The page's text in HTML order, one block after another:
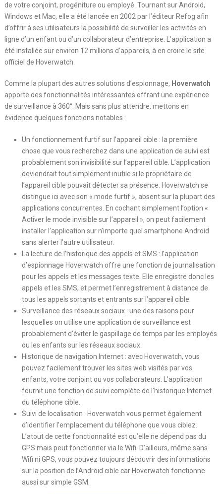
de votre conjoint, progéniture ou employé. Tournant sur Android,
Windows et Mac, elle a été lancée en 2002 par l’éditeur Refog afin
d’offrir à ses utilisateurs la possibilité de surveiller les activités en
ligne d’un enfant ou d’un collaborateur d’entreprise. L’application a
été installée sur environ 12 millions d’appareils, à en croire le site
officiel de Hoverwatch.
Comme la plupart des autres solutions d’espionnage, Hoverwatch
apporte des fonctionnalités intéressantes offrant une expérience
de surveillance à 360°. Mais sans plus attendre, mettons en
évidence quelques fonctions notables :
Un fonctionnement furtif sur l’appareil cible : la première
chose que vous recherchez dans une application de suivi est
probablement son invisibilité sur l’appareil cible. L’application
deviendrait tout simplement inutile si le propriétaire de
l’appareil cible pouvait détecter sa présence. Hoverwatch se
distingue ici avec son « mode furtif », absent sur la plupart des
applications concurrentes. En cochant simplement l’option «
Activer le mode invisible sur l’appareil », on peut facilement
installer l’application sur n’importe quel smartphone Android
sans alerter l’autre utilisateur.
La lecture de l’historique des appels et SMS : l’application
d’espionnage Hoverwatch offre une fonction de journalisation
pour les appels et les messages texte. Elle enregistre donc les
appels et les SMS, et permet l’enregistrement à distance de
tous les appels sortants et entrants sur l’appareil cible.
Surveillance des réseaux sociaux : une des raisons pour
lesquelles on utilise une application de surveillance est
probablement d’éviter le gaspillage de temps par les employés
ou les enfants sur les réseaux sociaux.
Historique de navigation Internet : avec Hoverwatch, vous
pouvez facilement trouver les sites web visités par vos
enfants, votre conjoint ou vos collaborateurs. L’application
fournit une fonction de suivi complète de l’historique Internet
du téléphone cible.
Suivi de localisation : Hoverwatch vous permet également
d’identifier l’emplacement du téléphone que vous ciblez.
L’atout de cette fonctionnalité est qu’elle ne dépend pas du
GPS mais peut fonctionner via le Wifi. D’ailleurs, même sans
Wifi ni GPS, vous pouvez toujours découvrir des informations
sur la position de l’Android cible car Hoverwatch fonctionne
aussi sur simple GSM.